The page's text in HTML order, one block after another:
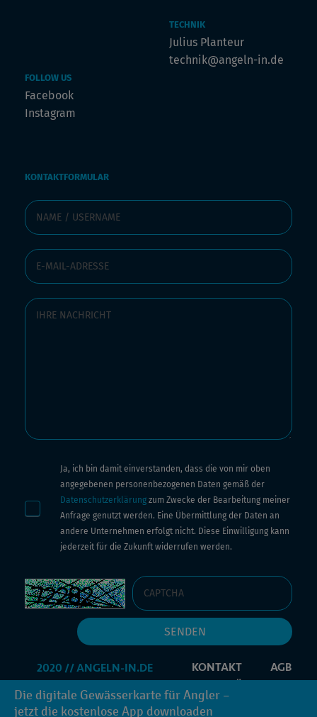
Die digitale Gewässerkarte für Angler –
jetzt die kostenlose App downloaden
TECHNIK
Julius Planteur
technik@angeln-in.de
FOLLOW US
Facebook
Instagram
KONTAKTFORMULAR
Ja, ich bin damit einverstanden, dass die von mir oben
angegebenen personenbezogenen Daten gemäß der
Datenschutzerklärung zum Zwecke der Bearbeitung meiner
Anfrage genutzt werden. Eine Übermittlung der Daten an
andere Unternehmen erfolgt nicht. Diese Einwilligung kann
jederzeit für die Zukunft widerrufen werden.
KONTAKT
AGB
PROMOCODE
INFORMATIONEN ANFORDERN